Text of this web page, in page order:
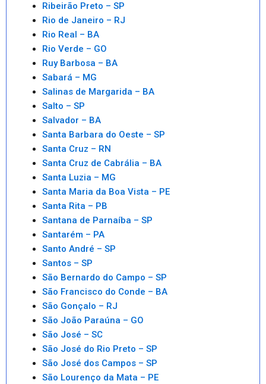
Ribeirão Preto – SP
Rio de Janeiro – RJ
Rio Real – BA
Rio Verde – GO
Ruy Barbosa – BA
Sabará – MG
Salinas de Margarida – BA
Salto – SP
Salvador – BA
Santa Barbara do Oeste – SP
Santa Cruz – RN
Santa Cruz de Cabrália – BA
Santa Luzia – MG
Santa Maria da Boa Vista – PE
Santa Rita – PB
Santana de Parnaíba – SP
Santarém – PA
Santo André – SP
Santos – SP
São Bernardo do Campo – SP
São Francisco do Conde – BA
São Gonçalo – RJ
São João Paraúna – GO
São José – SC
São José do Rio Preto – SP
São José dos Campos – SP
São Lourenço da Mata – PE